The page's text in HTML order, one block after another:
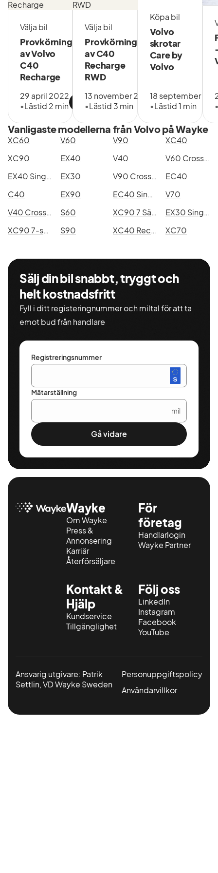
pris.
vår
anläggning
direkt eller
läs på vår
hemsida
för att veta
Välja bil
Provkörning
av Volvo
C40
Recharge
29 april 2022
•Lästid 2 min
Välja bil
Provkörning
av C40
Recharge
RWD
13 november 2023
•Lästid 3 min
Köpa bil
Volvo
skrotar
Care by
Volvo
18 september
•Lästid 1 min
Vanligaste modellerna från Volvo på Wayke
XC60 V60 V90
XC40
XC90
EX40 V40
V60 Cross Country
EX40 Single Motor Extended Range
EX30 V90 Cross Country
EC40
C40
EX90 EC40 Single Motor Extended Range
V70
V40 Cross Country
S60 XC90 7 Säten
EX30 Single Motor Extended Range
XC90 7-seater
S90 XC40 Recharge XC70
Sälj din bil snabbt, tryggt och
helt kostnadsfritt
Fyll i ditt registeringnummer och miltal för att ta
emot bud från handlare
Registreringsnummer
Mätarställning
mil
Gå vidare
Wayke
Om Wayke
Press &
Annonsering
Karriär
Återförsäljare
För
företag
Handlarlogin
Wayke Partner
Kontakt &
Hjälp
Kundservice
Tillgänglighet
Följ oss
LinkedIn
Instagram
Facebook
YouTube
Ansvarig utgivare: Patrik
Settlin, VD Wayke Sweden
Personuppgiftspolicy
Användarvillkor